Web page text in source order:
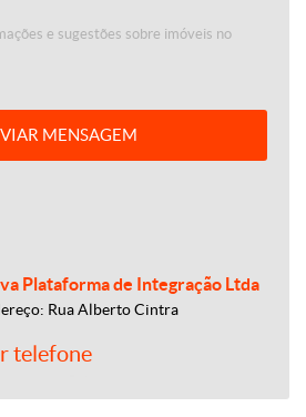
e sugestões sobre imóveis no
MENSAGEM
Plataforma de Integração Ltda
Rua Alberto Cintra
telefone